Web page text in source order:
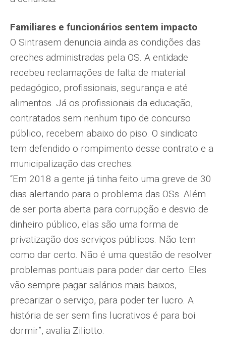
Familiares e funcionários sentem impacto
O Sintrasem denuncia ainda as condições das
creches administradas pela OS. A entidade
recebeu reclamações de falta de material
pedagógico, profissionais, segurança e até
alimentos. Já os profissionais da educação,
contratados sem nenhum tipo de concurso
público, recebem abaixo do piso. O sindicato
tem defendido o rompimento desse contrato e a
municipalização das creches.
“Em 2018 a gente já tinha feito uma greve de 30
dias alertando para o problema das OSs. Além
de ser porta aberta para corrupção e desvio de
dinheiro público, elas são uma forma de
privatização dos serviços públicos. Não tem
como dar certo. Não é uma questão de resolver
problemas pontuais para poder dar certo. Eles
vão sempre pagar salários mais baixos,
precarizar o serviço, para poder ter lucro. A
história de ser sem fins lucrativos é para boi
dormir”, avalia Ziliotto.